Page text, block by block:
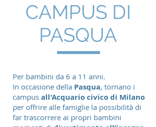
CAMPUS DI
PASQUA
Per bambini da 6 a 11 anni.
In occasione della Pasqua, tornano i
campus all'Acquario civico di Milano
per offrire alle famiglie la possibilità di
far trascorrere ai propri bambini